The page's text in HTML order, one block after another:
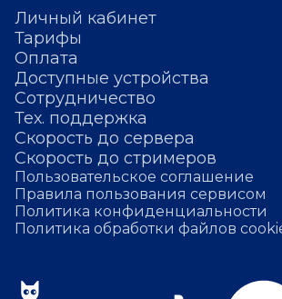
Личный кабинет
Тарифы
Оплата
Доступные устройства
Сотрудничество
Тех. поддержка
Скорость до сервера
Скорость до стримеров
Пользовательское соглашение
Правила пользования сервисом
Политика конфиденциальности
Политика обработки файлов